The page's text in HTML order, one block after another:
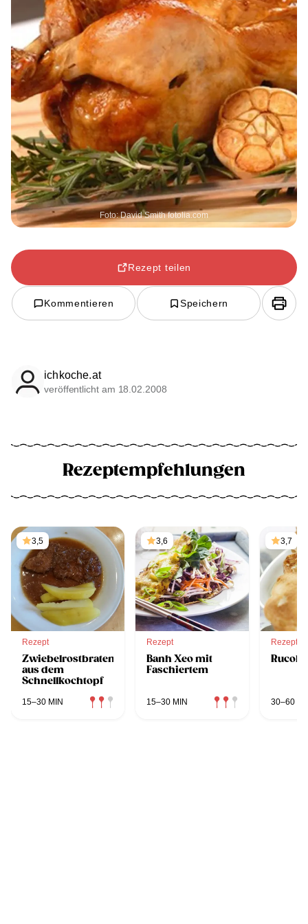
Foto: David Smith fotolia.com
Rezept teilen
Kommentieren Speichern
ichkoche.at
veröffentlicht am 18.02.2008
Rezeptempfehlungen
3,5
Rezept
Zwiebelrostbraten
aus dem
Schnellkochtopf
15–30 MIN
3,6
Rezept
Banh Xeo mit
Faschiertem
15–30 MIN
3,7
Rezept
30–60